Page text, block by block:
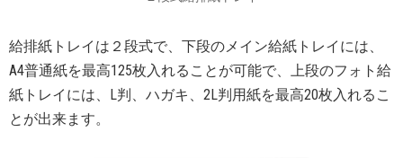
給排紙トレイは２段式で、下段のメイン給紙トレイには、
A4普通紙を最高125枚入れることが可能で、上段のフォト給
紙トレイには、L判、ハガキ、2L判用紙を最高20枚入れるこ
とが出来ます。